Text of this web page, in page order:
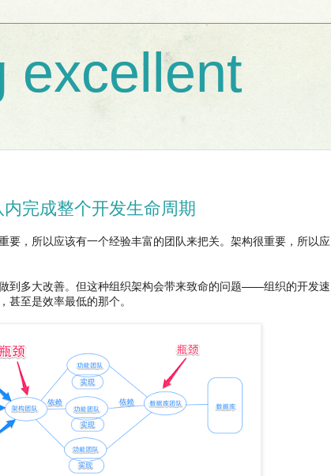
excellent
完成整个开发生命周期
要，所以应该有一个经验丰富的团队来把关。架构很重要，所以应
到多大改善。但这种组织架构会带来致命的问题——组织的开发速
甚至是效率最低的那个。